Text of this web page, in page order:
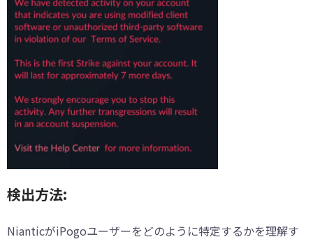
検出方法:
NianticがiPogoユーザーをどのように特定するかを理解す